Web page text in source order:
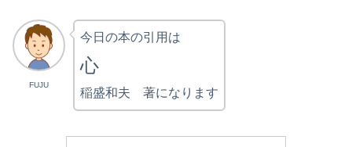
FUJU
今日の本の引用は
心
稲盛和夫 著になります